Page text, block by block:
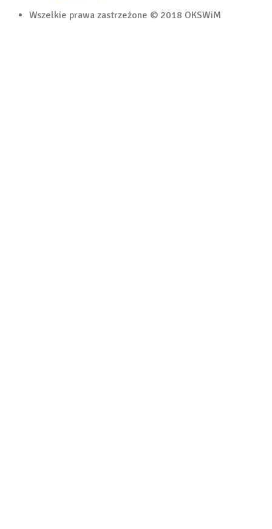
Wszelkie prawa zastrzeżone © 2018 OKSWiM